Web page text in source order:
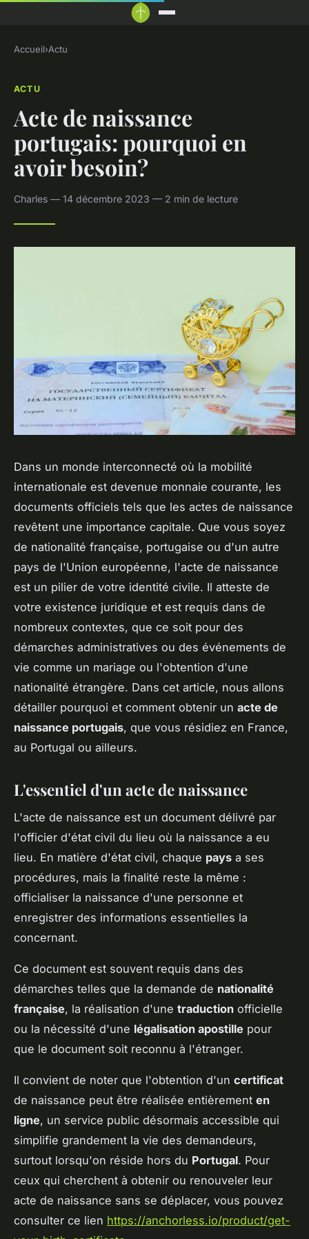
Accueil›Actu
ACTU
Acte de naissance
portugais: pourquoi en
avoir besoin?
Charles — 14 décembre 2023 — 2 min de lecture
Dans un monde interconnecté où la mobilité
internationale est devenue monnaie courante, les
documents officiels tels que les actes de naissance
revêtent une importance capitale. Que vous soyez
de nationalité française, portugaise ou d'un autre
pays de l'Union européenne, l'acte de naissance
est un pilier de votre identité civile. Il atteste de
votre existence juridique et est requis dans de
nombreux contextes, que ce soit pour des
démarches administratives ou des événements de
vie comme un mariage ou l'obtention d'une
nationalité étrangère. Dans cet article, nous allons
détailler pourquoi et comment obtenir un acte de
naissance portugais, que vous résidiez en France,
au Portugal ou ailleurs.
L'essentiel d'un acte de naissance
L'acte de naissance est un document délivré par
l'officier d'état civil du lieu où la naissance a eu
lieu. En matière d'état civil, chaque pays a ses
procédures, mais la finalité reste la même :
officialiser la naissance d'une personne et
enregistrer des informations essentielles la
concernant.
Ce document est souvent requis dans des
démarches telles que la demande de nationalité
française, la réalisation d'une traduction officielle
ou la nécessité d'une légalisation apostille pour
que le document soit reconnu à l'étranger.
Il convient de noter que l'obtention d'un certificat
de naissance peut être réalisée entièrement en
ligne, un service public désormais accessible qui
simplifie grandement la vie des demandeurs,
surtout lorsqu'on réside hors du Portugal. Pour
ceux qui cherchent à obtenir ou renouveler leur
acte de naissance sans se déplacer, vous pouvez
consulter ce lien https://anchorless.io/product/get-